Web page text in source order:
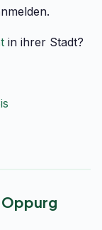
in ihrer Stadt?